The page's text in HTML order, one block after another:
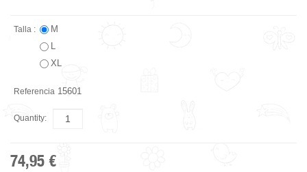
Talla :
M
XL
Referencia 15601
Quantity:
74,95 €